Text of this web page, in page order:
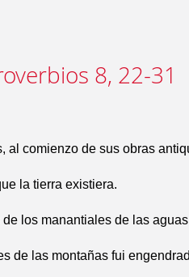
8, 22-31
al comienzo de sus obras
la tierra existiera.
los manantiales de las
de las montañas fui